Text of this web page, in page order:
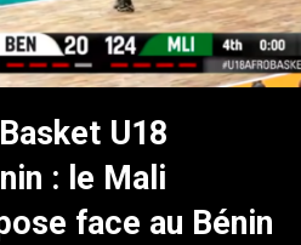
U18
: le Mali
face au Bénin